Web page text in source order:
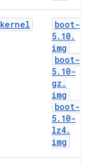
kernel
boot-
5. 10.
img
boot-
5. 10-
gz .
img
boot-
5. 10-
lz4.
img